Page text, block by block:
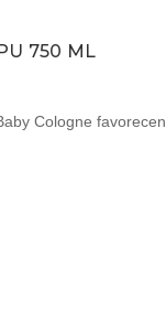
750 ML
Cologne